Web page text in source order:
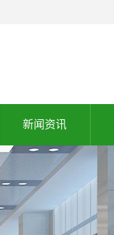
新闻资讯